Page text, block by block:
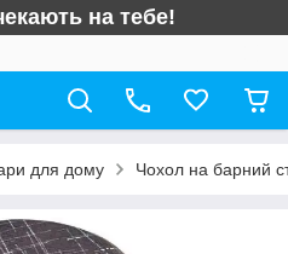
на тебе!
для дому Чохол на барний